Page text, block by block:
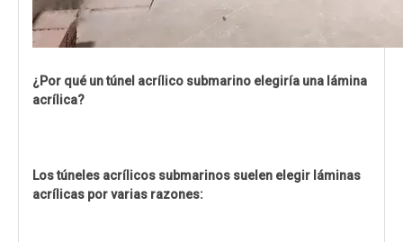
¿Por qué un túnel acrílico submarino elegiría una lámina
acrílica?
Los túneles acrílicos submarinos suelen elegir láminas
acrílicas por varias razones: